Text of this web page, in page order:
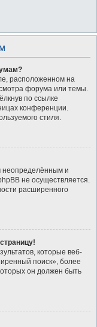
расположенном на
форума или темы.
по ссылке
конференции.
стиля.
неопределённым и
не осуществляется.
расширенного
которые веб-
поиск», более
он должен быть